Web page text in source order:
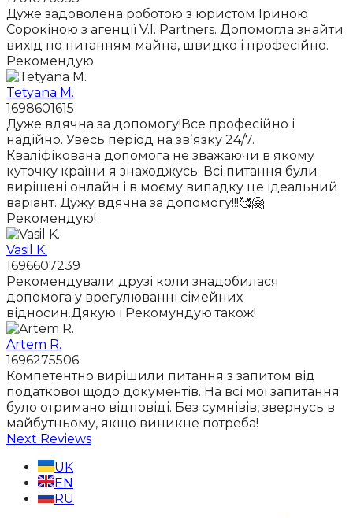
Дуже задоволена роботою з юристом Іриною
Сорокіною з агенції V.I. Partners. Допомогла знайти
вихід по питанням майна, швидко і професійно.
Рекомендую
Tetyana M.
1698601615
Дуже вдячна за допомогу!Все професійно і
надійно. Увесь період на звʼязку 24/7.
Кваліфікована допомога не зважаючи в якому
куточку країни я знаходжусь. Всі питання були
вирішені онлайн і в моєму випадку це ідеальний
варіант. Дужу вдячна за допомогу!!!🥰🤗
Рекомендую!
Vasil K.
1696607239
Рекомендували друзі коли знадобилася
допомога у врегулюванні сімейних
відносин.Дякую і Рекомундую також!
Artem R.
1696275506
Компетентно вирішили питання з запитом від
податкової щодо документів. На всі мої запитання
було отримано відповіді. Без сумнівів, звернусь в
майбутньому, якщо виникне потреба!
Next Reviews
UK
EN
RU